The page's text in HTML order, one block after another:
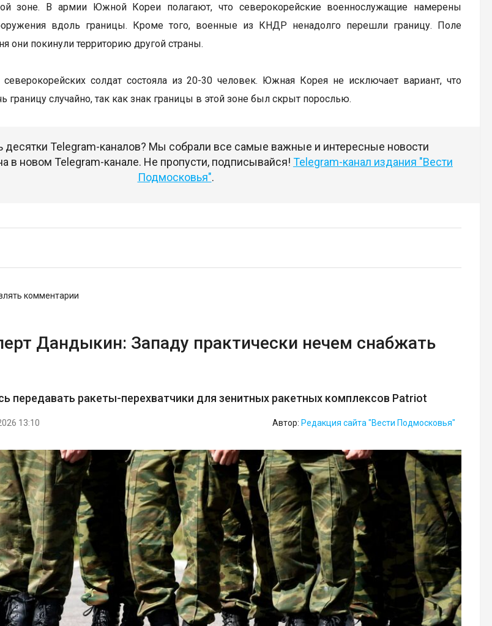
зоне. В армии Южной Кореи полагают, что северокорейские военнослужащие намерены
вдоль границы. Кроме того, военные из КНДР ненадолго перешли границу. Поле
они покинули территорию другой страны.
северокорейских солдат состояла из 20-30 человек. Южная Корея не исключает вариант, что
границу случайно, так как знак границы в этой зоне был скрыт порослью.
десятки Telegram-каналов? Мы собрали все самые важные и интересные новости
в новом Telegram-канале. Не пропусти, подписывайся! Telegram-канал издания "Вести
Подмосковья".
комментарии
Дандыкин: Западу практически нечем снабжать
передавать ракеты-перехватчики для зенитных ракетных комплексов Patriot
13:10 Автор: Редакция сайта "Вести Подмосковья"